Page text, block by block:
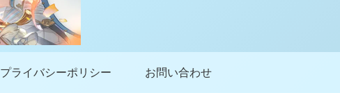
プライバシーポリシー お問い合わせ